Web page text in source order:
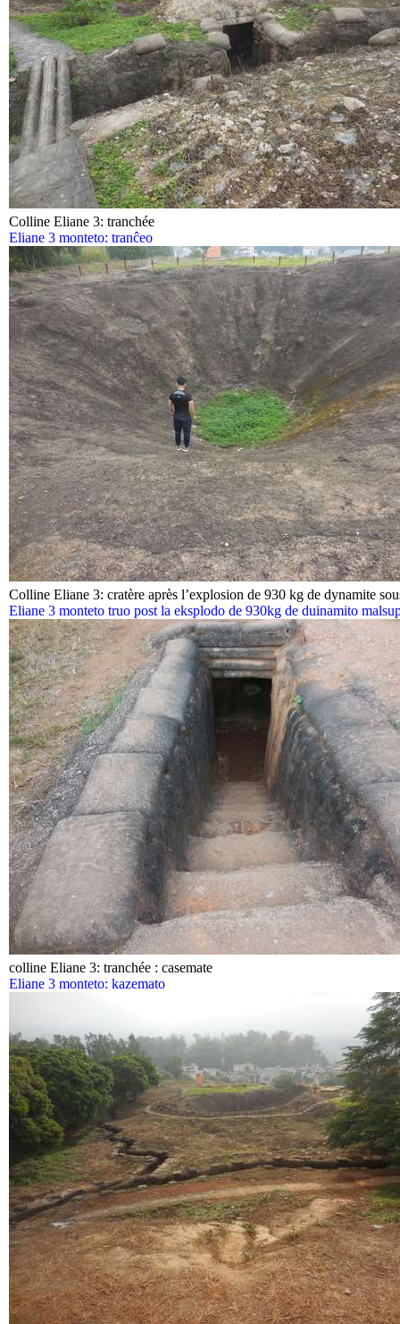
Colline Eliane 3: tranchée
Eliane 3 monteto: tranĉeo
Colline Eliane 3: cratère après l’explosion de 930 kg de dynamite
Eliane 3 monteto truo post la eksplodo de 930kg de duinamito
colline Eliane 3: tranchée : casemate
Eliane 3 monteto: kazemato